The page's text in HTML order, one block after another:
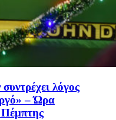
λόγος
– Ώρα